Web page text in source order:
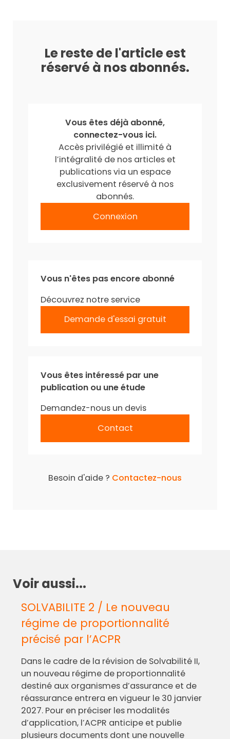
Le reste de l'article est
réservé à nos abonnés.
Vous êtes déjà abonné,
connectez-vous ici.
Accès privilégié et illimité à
l’intégralité de nos articles et
publications via un espace
exclusivement réservé à nos
abonnés.
Connexion
Vous n'êtes pas encore abonné
Découvrez notre service
Demande d'essai gratuit
Vous êtes intéressé par une
publication ou une étude
Demandez-nous un devis
Contact
Besoin d'aide ? Contactez-nous
Voir aussi...
SOLVABILITE 2 / Le nouveau
régime de proportionnalité
précisé par l’ACPR
Dans le cadre de la révision de Solvabilité II,
un nouveau régime de proportionnalité
destiné aux organismes d’assurance et de
réassurance entrera en vigueur le 30 janvier
2027. Pour en préciser les modalités
d’application, l’ACPR anticipe et publie
plusieurs documents dont une nouvelle